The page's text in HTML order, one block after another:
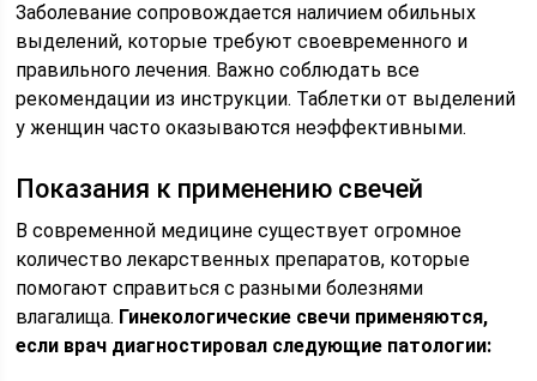
Заболевание сопровождается наличием обильных
выделений, которые требуют своевременного и
правильного лечения. Важно соблюдать все
рекомендации из инструкции. Таблетки от выделений
у женщин часто оказываются неэффективными.
Показания к применению свечей
В современной медицине существует огромное
количество лекарственных препаратов, которые
помогают справиться с разными болезнями
влагалища. Гинекологические свечи применяются,
если врач диагностировал следующие патологии: